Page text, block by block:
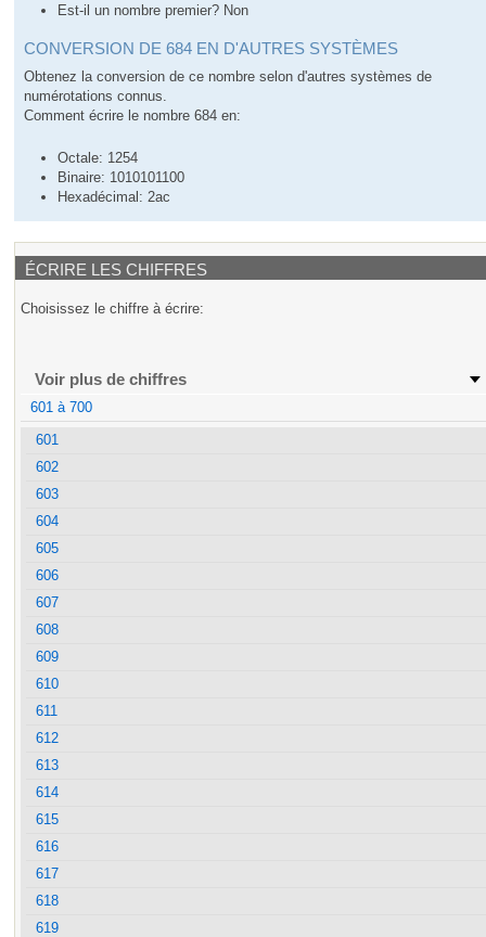
Est-il un nombre premier? Non
CONVERSION DE 684 EN D'AUTRES SYSTÈMES
Obtenez la conversion de ce nombre selon d'autres systèmes de
numérotations connus.
Comment écrire le nombre 684 en:
Octale: 1254
Binaire: 1010101100
Hexadécimal: 2ac
ÉCRIRE LES CHIFFRES
Choisissez le chiffre à écrire:
Voir plus de chiffres
601 à 700
601
602
603
604
605
606
607
608
609
610
611
612
613
614
615
616
617
618
619